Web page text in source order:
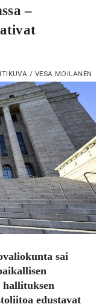
–
/ VESA MOILANEN
sai
hallituksen
edustavat